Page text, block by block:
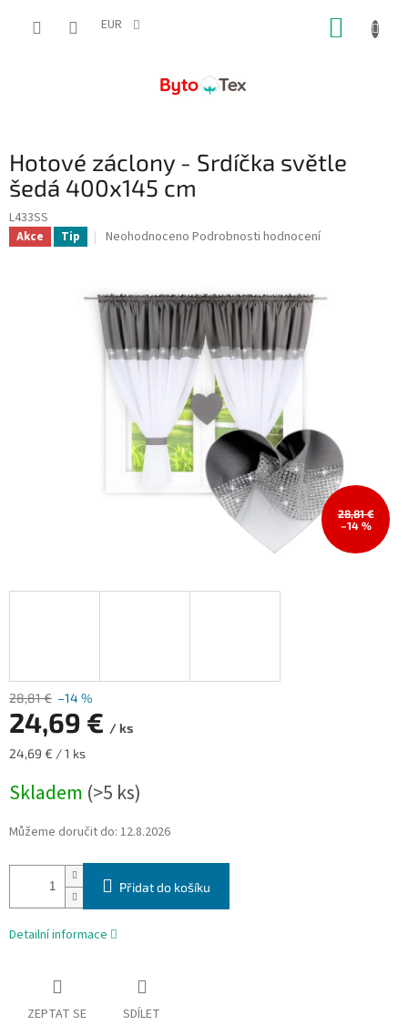
EUR
Hotové záclony - Srdíčka světle
šedá 400x145 cm
L433SS
Akce Tip
Průměrné
0,0
z
5
hvězdiček.
Neohodnoceno Podrobnosti hodnocení
28,81 €
–14 %
28,81 € –14 %
24,69 € / ks
Měrná
24,69 € / 1 ks
Skladem (>5 ks)
Můžeme doručit do: 12.8.2026
Přidat do košíku
Detailní informace
ZEPTAT SE SDÍLET